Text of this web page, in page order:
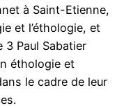
à Saint-Etienne,
et l’éthologie, et
3 Paul Sabatier
éthologie et
le cadre de leur